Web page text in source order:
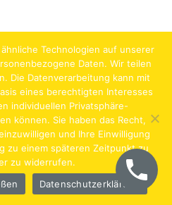
AGB Datenschutz
4222 Langenstein,
Technologien auf unserer
Daten. Wir teilen
Die Datenverarbeitung kann mit
eines berechtigten Interesses
individuellen Privatsphäre-
können. Sie haben das Recht,
und Ihre Einwilligung
zu einem späteren Zeitpunkt zu
zu widerrufen.
Datenschutzerklärung